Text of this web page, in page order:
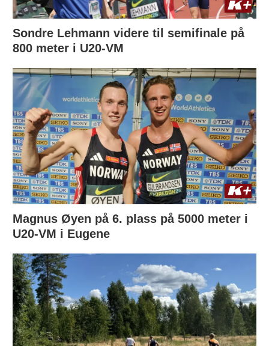
Sondre Lehmann videre til semifinale på
800 meter i U20-VM
Magnus Øyen på 6. plass på 5000 meter i
U20-VM i Eugene